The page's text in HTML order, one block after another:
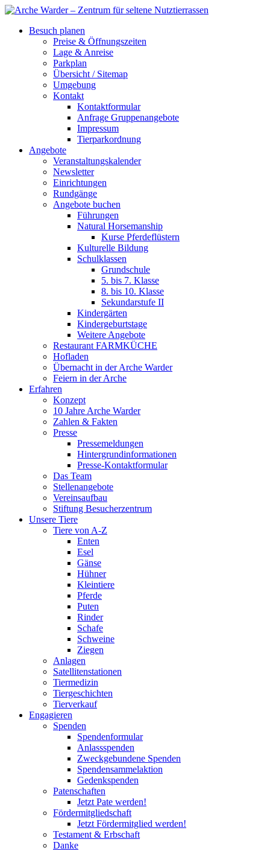
Besuch planen
Preise & Öffnungszeiten
Lage & Anreise
Parkplan
Übersicht / Sitemap
Umgebung
Kontakt
Kontaktformular
Anfrage Gruppenangebote
Impressum
Tierparkordnung
Angebote
Veranstaltungskalender
Newsletter
Einrichtungen
Rundgänge
Angebote buchen
Führungen
Natural Horsemanship
Kurse Pferdeflüstern
Kulturelle Bildung
Schulklassen
Grundschule
5. bis 7. Klasse
8. bis 10. Klasse
Sekundarstufe II
Kindergärten
Kindergeburtstage
Weitere Angebote
Restaurant FARMKÜCHE
Hofladen
Übernacht in der Arche Warder
Feiern in der Arche
Erfahren
Konzept
10 Jahre Arche Warder
Zahlen & Fakten
Presse
Pressemeldungen
Hintergrundinformationen
Presse-Kontaktformular
Das Team
Stellenangebote
Vereinsaufbau
Stiftung Besucherzentrum
Unsere Tiere
Tiere von A-Z
Enten
Esel
Gänse
Hühner
Kleintiere
Pferde
Puten
Rinder
Schafe
Schweine
Ziegen
Anlagen
Satellitenstationen
Tiermedizin
Tiergeschichten
Tierverkauf
Engagieren
Spenden
Spendenformular
Anlassspenden
Zweckgebundene Spenden
Spendensammelaktion
Gedenkspenden
Patenschaften
Jetzt Pate werden!
Fördermitgliedschaft
Jetzt Fördermitglied werden!
Testament & Erbschaft
Danke